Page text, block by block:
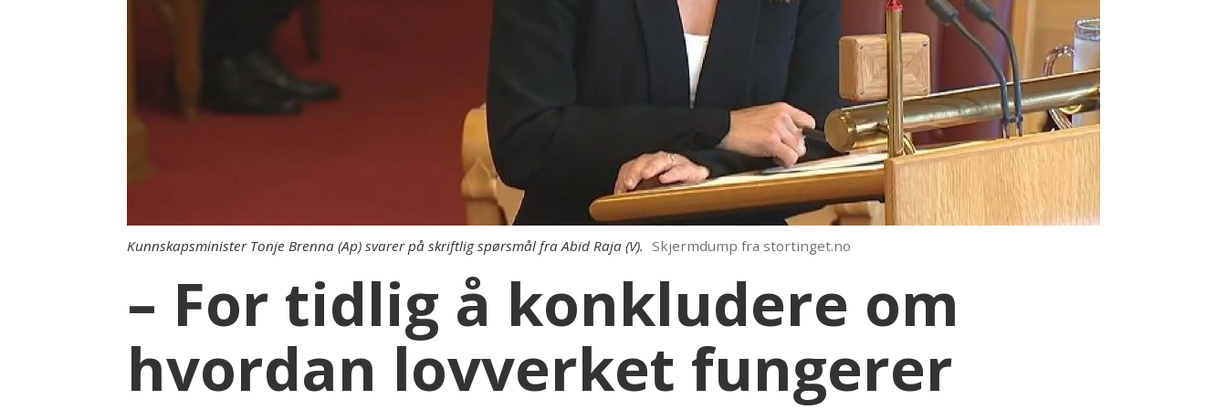
Kunnskapsminister Tonje Brenna (Ap) svarer på skriftlig spørsmål fra Abid Raja (V). Skjermdump fra stortinget.no
– For tidlig å konkludere om
hvordan lovverket fungerer